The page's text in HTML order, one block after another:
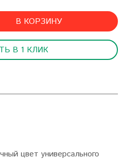
В КОРЗИНУ
В 1 КЛИК
цвет универсального